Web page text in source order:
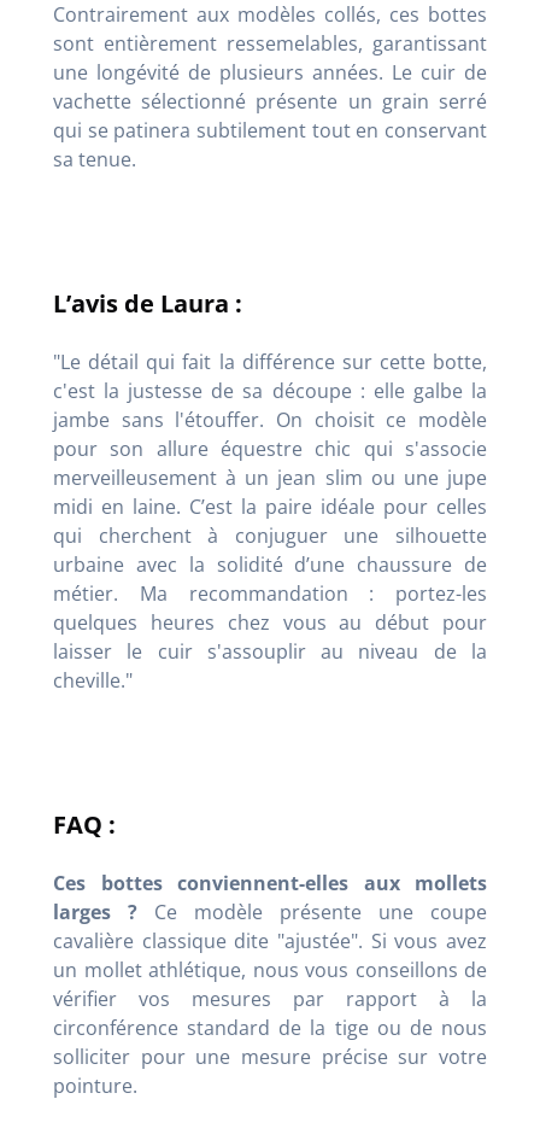
Contrairement aux modèles collés, ces bottes
sont entièrement ressemelables, garantissant
une longévité de plusieurs années. Le cuir de
vachette sélectionné présente un grain serré
qui se patinera subtilement tout en conservant
sa tenue.
L’avis de Laura :
"Le détail qui fait la différence sur cette botte,
c'est la justesse de sa découpe : elle galbe la
jambe sans l'étouffer. On choisit ce modèle
pour son allure équestre chic qui s'associe
merveilleusement à un jean slim ou une jupe
midi en laine. C’est la paire idéale pour celles
qui cherchent à conjuguer une silhouette
urbaine avec la solidité d’une chaussure de
métier. Ma recommandation : portez-les
quelques heures chez vous au début pour
laisser le cuir s'assouplir au niveau de la
cheville."
FAQ :
Ces bottes conviennent-elles aux mollets
larges ? Ce modèle présente une coupe
cavalière classique dite "ajustée". Si vous avez
un mollet athlétique, nous vous conseillons de
vérifier vos mesures par rapport à la
circonférence standard de la tige ou de nous
solliciter pour une mesure précise sur votre
pointure.